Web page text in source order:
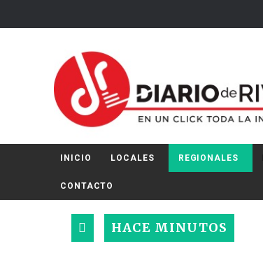
INICIO LOCALES REGIONALES
CONTACTO
HACE MINUTOS